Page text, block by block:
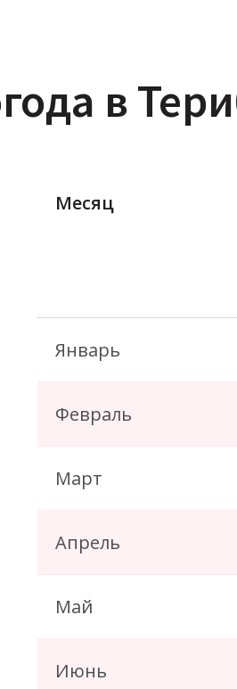
в
Месяц
Январь
Февраль
Март
Апрель
Май
Июнь